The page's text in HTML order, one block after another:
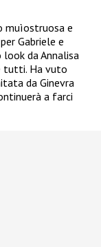
muìostruosa e
Gabriele e
look da Annalisa
tutti. Ha vuto
da Ginevra
a farci